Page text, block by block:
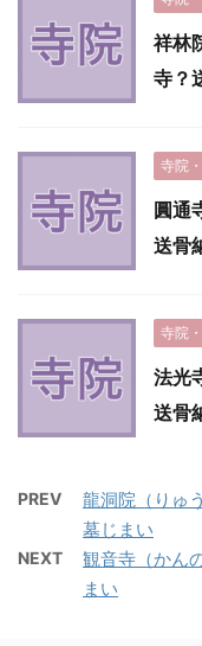
祥林
寺？
寺院
圓通
送骨
寺院
法光
送骨
PREV
龍洞院（りゅ
墓じまい
NEXT
観音寺（かん
まい